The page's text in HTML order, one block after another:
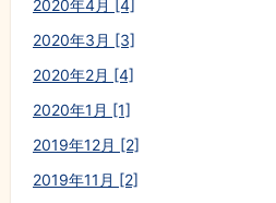
2020年4月 [4]
2020年3月 [3]
2020年2月 [4]
2020年1月 [1]
2019年12月 [2]
2019年11月 [2]